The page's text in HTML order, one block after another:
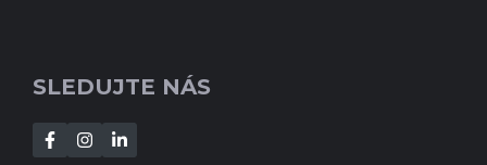
SLEDUJTE NÁS